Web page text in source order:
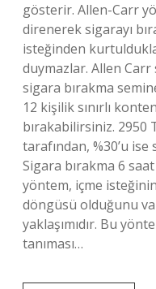
gösterir. Allen-Carr
direnerek sigarayı
isteğinden
duymazlar. Allen
sigara bırakma
12 kişilik sınırlı
bırakabilirsiniz. 2950
tarafından, %30’u
Sigara bırakma 6
yöntem, içme
döngüsü olduğunu
yaklaşımıdır. Bu
tanıması…